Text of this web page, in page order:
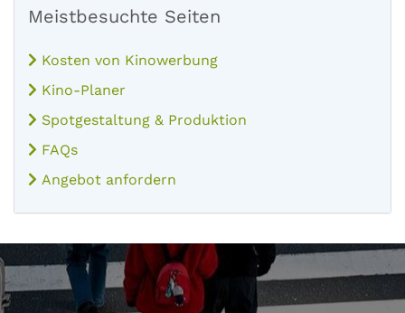
Meistbesuchte Seiten
Kosten von Kinowerbung
Kino-Planer
Spotgestaltung & Produktion
FAQs
Angebot anfordern